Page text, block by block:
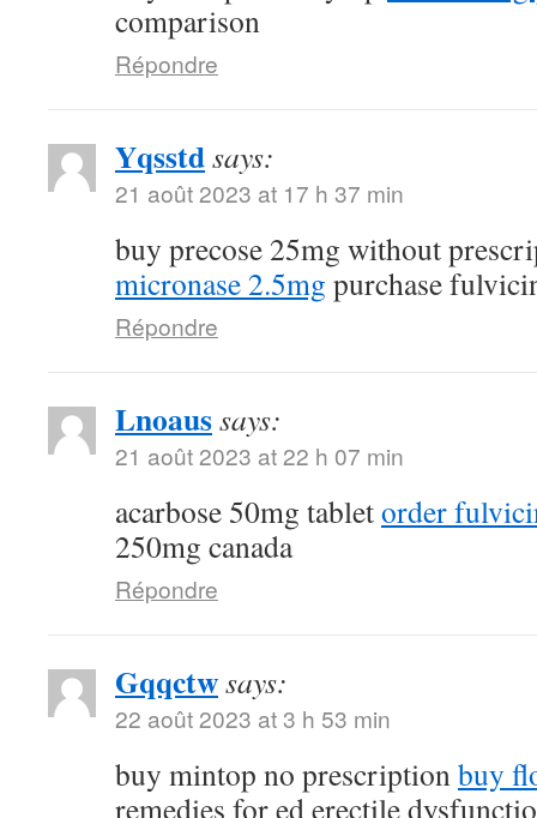
comparison
Répondre
Yqsstdsays:
21 août 2023 at 17 h 37 min
buy precose 25mg without
micronase 2.5mg purchase
Répondre
Lnoaussays:
21 août 2023 at 22 h 07 min
acarbose 50mg tabletorder
250mg canada
Répondre
Gqqctwsays:
22 août 2023 at 3 h 53 min
buy mintop no prescriptionbuy
remedies for ed erectile